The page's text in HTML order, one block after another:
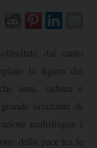
dal canto
la figura del
ama, raduna e
orizzonte di
multilingue i
della pace tra le